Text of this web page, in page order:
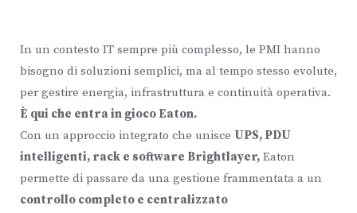
In un contesto IT sempre più complesso, le PMI hanno
bisogno di soluzioni semplici, ma al tempo stesso evolute,
per gestire energia, infrastruttura e continuità operativa.
È qui che entra in gioco Eaton.
Con un approccio integrato che unisce UPS, PDU
intelligenti, rack e software Brightlayer, Eaton
permette di passare da una gestione frammentata a un
controllo completo e centralizzato